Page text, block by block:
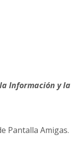
Información y
Pantalla Amigas.